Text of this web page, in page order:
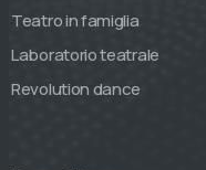
Teatro in famiglia
Laboratorio teatrale
Revolution dance